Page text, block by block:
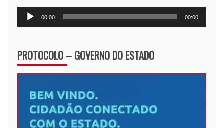
Tocador
de
00:00 00:00
PROTOCOLO – GOVERNO DO ESTADO